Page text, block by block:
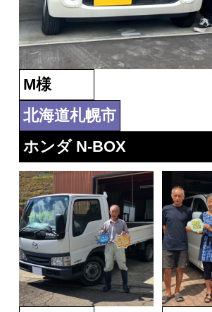
M様
北海道札幌市
ホンダ N-BOX